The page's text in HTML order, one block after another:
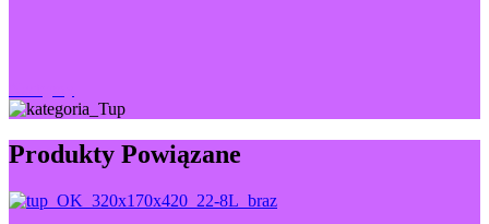
Produkty Powiązane